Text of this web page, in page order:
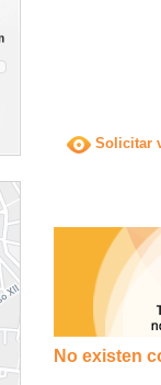
Solicitar
No existen